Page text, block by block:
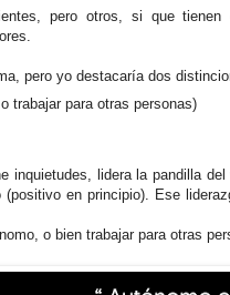
pero otros, si que
pero yo destacaría dos
trabajar para otras personas)
inquietudes, lidera la pandilla
en principio). Ese
o bien trabajar para otras